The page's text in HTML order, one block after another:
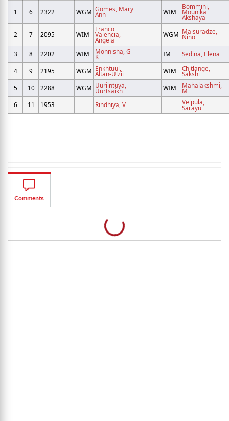
1 6 2322 WGM Gomes, Mary
Ann WIM
Bommini,
Mounika
Akshaya
2 7 2095 WIM
Franco
Valencia,
Angela
WGM Maisuradze,
Nino
3 8 2202 WIM Monnisha, G
K IM Sedina, Elena
4 9 2195 WGM Enkhtuul,
Altan-Ulzii WIM Chitlange,
Sakshi
5
10 2288 WGM Uuriintuya,
Uurtsaikh WIM Mahalakshmi,
M
6
11 1953 Rindhiya, V Velpula,
Sarayu